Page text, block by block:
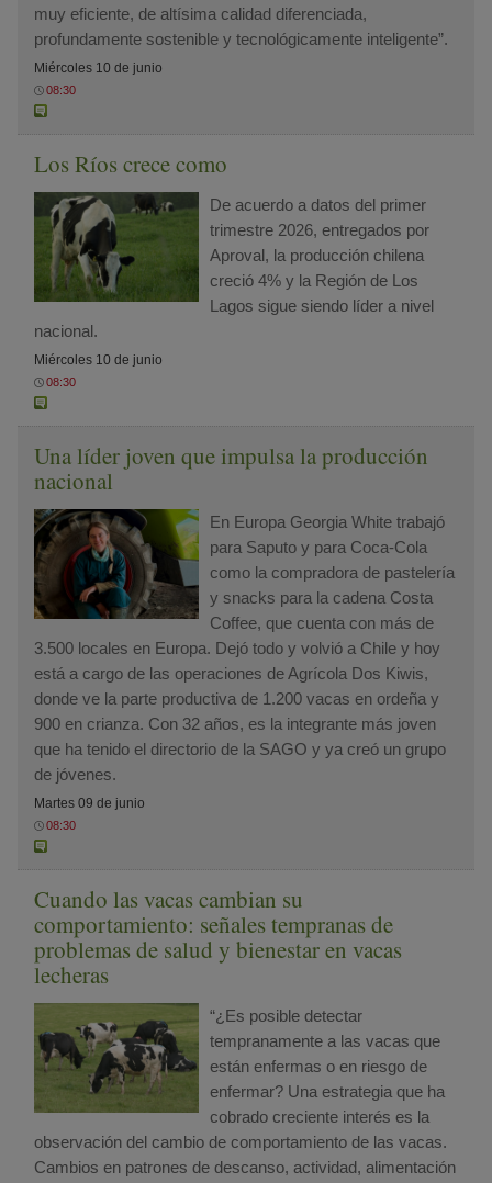
muy eficiente, de altísima calidad diferenciada,
profundamente sostenible y tecnológicamente inteligente”.
Miércoles 10 de junio
08:30
Los Ríos crece como
De acuerdo a datos del primer
trimestre 2026, entregados por
Aproval, la producción chilena
creció 4% y la Región de Los
Lagos sigue siendo líder a nivel
nacional.
Miércoles 10 de junio
08:30
Una líder joven que impulsa la producción
nacional
En Europa Georgia White trabajó
para Saputo y para Coca-Cola
como la compradora de pastelería
y snacks para la cadena Costa
Coffee, que cuenta con más de
3.500 locales en Europa. Dejó todo y volvió a Chile y hoy
está a cargo de las operaciones de Agrícola Dos Kiwis,
donde ve la parte productiva de 1.200 vacas en ordeña y
900 en crianza. Con 32 años, es la integrante más joven
que ha tenido el directorio de la SAGO y ya creó un grupo
de jóvenes.
Martes 09 de junio
08:30
Cuando las vacas cambian su
comportamiento: señales tempranas de
problemas de salud y bienestar en vacas
lecheras
“¿Es posible detectar
tempranamente a las vacas que
están enfermas o en riesgo de
enfermar? Una estrategia que ha
cobrado creciente interés es la
observación del cambio de comportamiento de las vacas.
Cambios en patrones de descanso, actividad, alimentación